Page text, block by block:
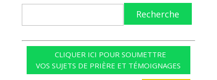
Recherche
CLIQUER ICI POUR SOUMETTRE
VOS SUJETS DE PRIÈRE ET TÉMOIGNAGES